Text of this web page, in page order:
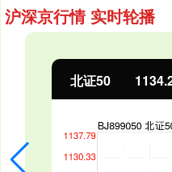
沪深京行情 实时轮播
北证50